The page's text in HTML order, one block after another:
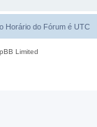
Horário do Fórum é UTC
Limited